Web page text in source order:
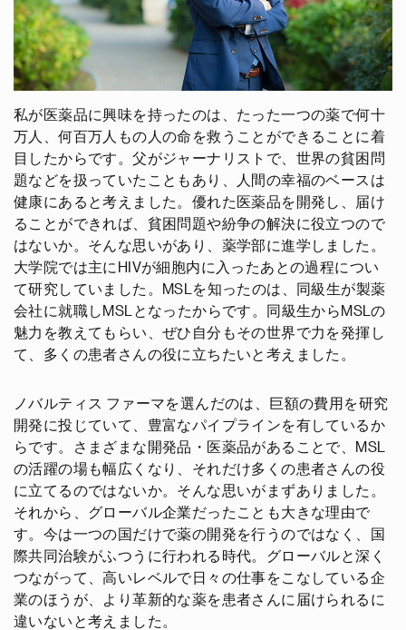
私が医薬品に興味を持ったのは、たった一つの薬で何十
万人、何百万人もの人の命を救うことができることに着
目したからです。父がジャーナリストで、世界の貧困問
題などを扱っていたこともあり、人間の幸福のベースは
健康にあると考えました。優れた医薬品を開発し、届け
ることができれば、貧困問題や紛争の解決に役立つので
はないか。そんな思いがあり、薬学部に進学しました。
大学院では主にHIVが細胞内に入ったあとの過程につい
て研究していました。MSLを知ったのは、同級生が製薬
会社に就職しMSLとなったからです。同級生からMSLの
魅力を教えてもらい、ぜひ自分もその世界で力を発揮し
て、多くの患者さんの役に立ちたいと考えました。
ノバルティス ファーマを選んだのは、巨額の費用を研究
開発に投じていて、豊富なパイプラインを有しているか
らです。さまざまな開発品・医薬品があることで、MSL
の活躍の場も幅広くなり、それだけ多くの患者さんの役
に立てるのではないか。そんな思いがまずありました。
それから、グローバル企業だったことも大きな理由で
す。今は一つの国だけで薬の開発を行うのではなく、国
際共同治験がふつうに行われる時代。グローバルと深く
つながって、高いレベルで日々の仕事をこなしている企
業のほうが、より革新的な薬を患者さんに届けられるに
違いないと考えました。